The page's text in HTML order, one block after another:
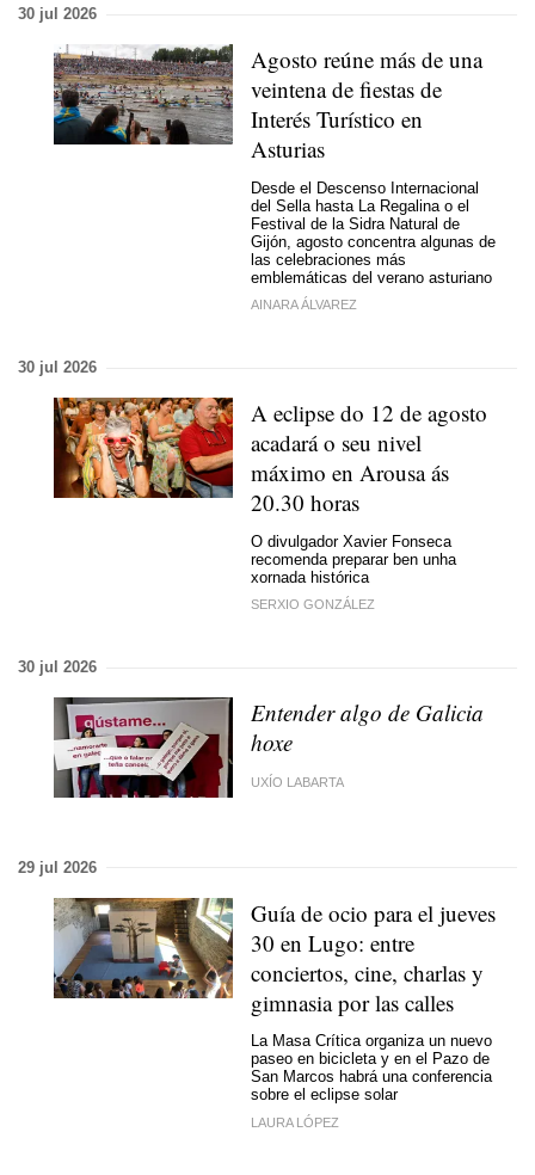
30 jul 2026
Agosto reúne más de una
veintena de fiestas de
Interés Turístico en
Asturias
Desde el Descenso Internacional
del Sella hasta La Regalina o el
Festival de la Sidra Natural de
Gijón, agosto concentra algunas de
las celebraciones más
emblemáticas del verano asturiano
AINARA ÁLVAREZ
30 jul 2026
A eclipse do 12 de agosto
acadará o seu nivel
máximo en Arousa ás
20.30 horas
O divulgador Xavier Fonseca
recomenda preparar ben unha
xornada histórica
SERXIO GONZÁLEZ
30 jul 2026
Entender algo de Galicia
hoxe
UXÍO LABARTA
29 jul 2026
Guía de ocio para el jueves
30 en Lugo: entre
conciertos, cine, charlas y
gimnasia por las calles
La Masa Crítica organiza un nuevo
paseo en bicicleta y en el Pazo de
San Marcos habrá una conferencia
sobre el eclipse solar
LAURA LÓPEZ